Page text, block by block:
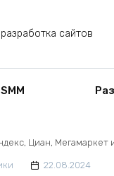
сайтов
SMM
Циан, Мегамаркет
22.08.2024